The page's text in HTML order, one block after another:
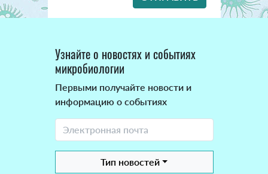
Узнайте о новостях и событиях
микробиологии
Первыми получайте новости и
информацию о событиях
Тип новостей